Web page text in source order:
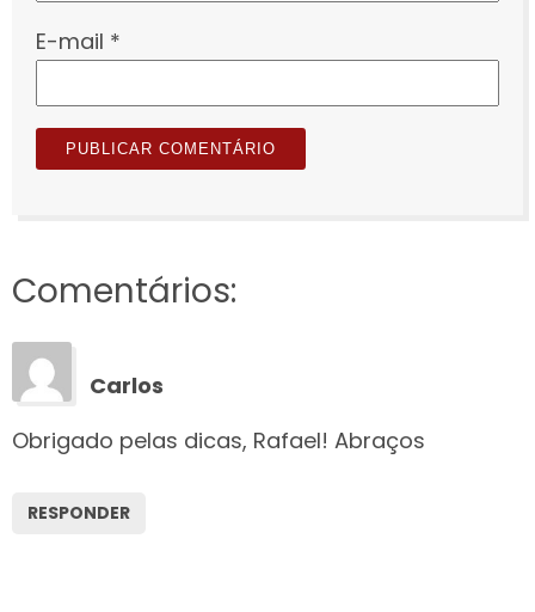
E-mail *
Comentários:
Carlos
Obrigado pelas dicas, Rafael! Abraços
RESPONDER